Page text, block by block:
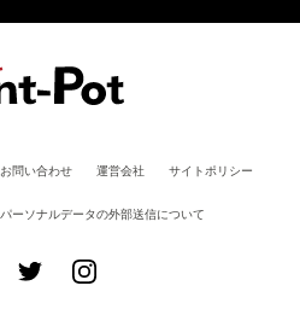
お問い合わせ 運営会社 サイトポリシー
パーソナルデータの外部送信について